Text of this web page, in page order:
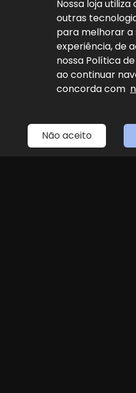
Nossa loja utiliza
outras
para melhorar a
experiência, de
nossa Política
ao continuar
concorda com
Não aceito